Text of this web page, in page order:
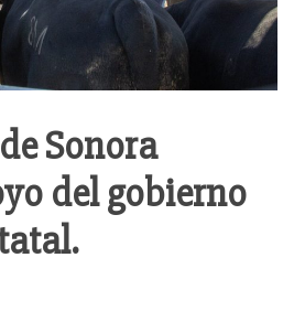
Sonora
del gobierno